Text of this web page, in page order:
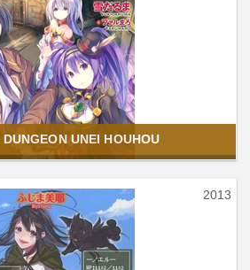
DUNGEON UNEI HOUHOU
2013